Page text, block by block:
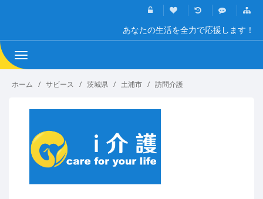
あなたの生活を全力で応援します！
Toggle
navigation
ホーム サビース 茨城県 土浦市 訪問介護